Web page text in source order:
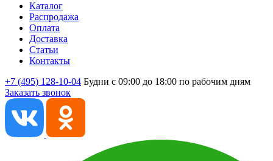
Каталог
Распродажа
Оплата
Доставка
Статьи
Контакты
+7 (495) 128-10-04 Будни с 09:00 до 18:00 по рабочим дням
Заказать звонок